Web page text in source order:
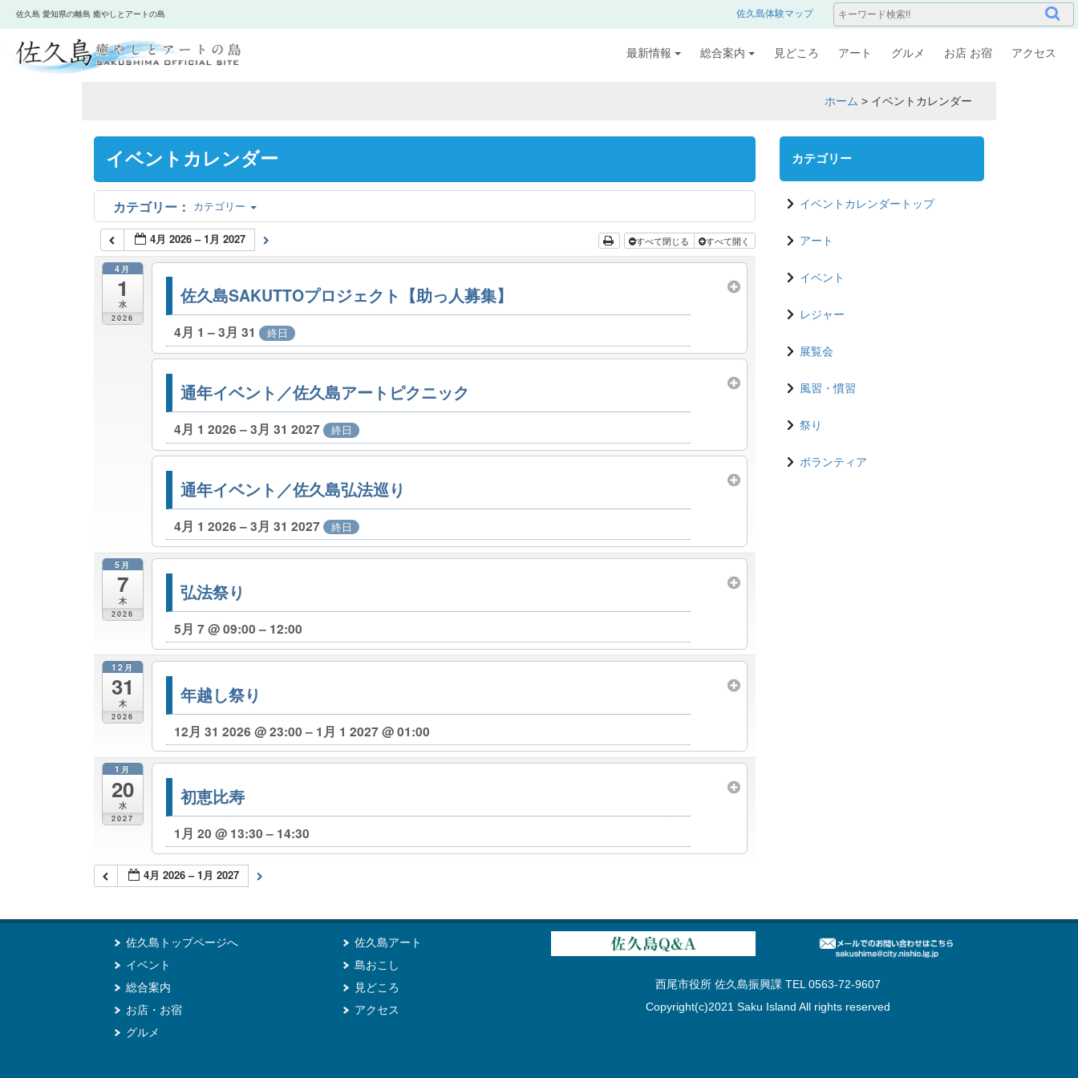
佐久島 愛知県の離島 癒やしとアートの島 佐久島体験マップ
最新情報 総合案内 見どころ アート グルメ お店 お宿 アクセス
ホーム > イベントカレンダー
イベントカレンダー
カテゴリー
4月 2026 – 1月 2027 すべて閉じる すべて開く
4月
1
水
2026
佐久島SAKUTTOプロジェクト【助っ人募集】
4月 1 – 3月 31 終日
通年イベント／佐久島アートピクニック
4月 1 2026 – 3月 31 2027 終日
通年イベント／佐久島弘法巡り
4月 1 2026 – 3月 31 2027 終日
5月
7
木
2026
弘法祭り
5月 7 @ 09:00 – 12:00
12月
31
木
2026
年越し祭り
12月 31 2026 @ 23:00 – 1月 1 2027 @ 01:00
1月
20
水
2027
初恵比寿
1月 20 @ 13:30 – 14:30
4月 2026 – 1月 2027
カテゴリー
イベントカレンダートップ
アート
イベント
レジャー
展覧会
風習・慣習
祭り
ボランティア
佐久島トップページへ
イベント
総合案内
お店・お宿
グルメ
佐久島アート
島おこし
見どころ
アクセス
西尾市役所 佐久島振興課 TEL 0563-72-9607
Copyright(c)2021 Saku Island All rights reserved